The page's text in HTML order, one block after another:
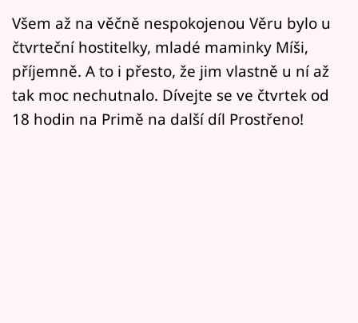
Vztahy
Seriály
Horoskopy
Všem až na věčně nespokojenou Věru bylo u
čtvrteční hostitelky, mladé maminky Míši,
příjemně. A to i přesto, že jim vlastně u ní až
tak moc nechutnalo. Dívejte se ve čtvrtek od
18 hodin na Primě na další díl Prostřeno!